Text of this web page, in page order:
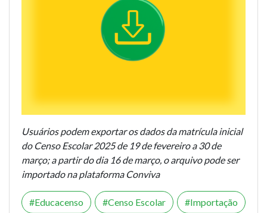
Usuários podem exportar os dados da matrícula inicial
do Censo Escolar 2025 de 19 de fevereiro a 30 de
março; a partir do dia 16 de março, o arquivo pode ser
importado na plataforma Conviva
Educacenso Censo Escolar Importação